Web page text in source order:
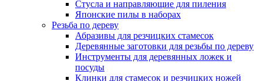
Стусла и направляющие для пиления
Японские пилы в наборах
Резьба по дереву
Абразивы для резчицких стамесок
Деревянные заготовки для резьбы по дереву
Инструменты для деревянных ложек и
посуды
Клинки для стамесок и резчицких ножей